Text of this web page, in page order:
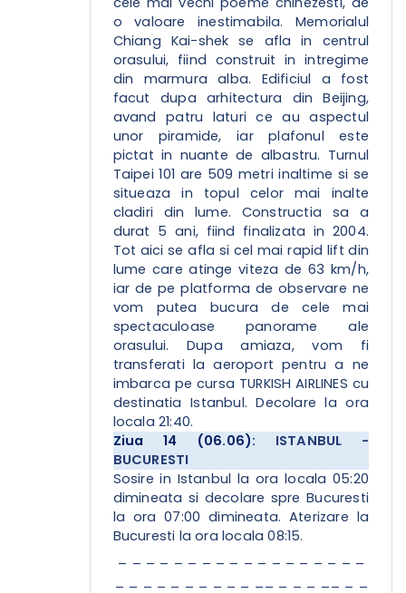
o valoare inestimabila. Memorialul
Chiang Kai-shek se afla in centrul
orasului, fiind construit in intregime
din marmura alba. Edificiul a fost
facut dupa arhitectura din Beijing,
avand patru laturi ce au aspectul
unor piramide, iar plafonul este
pictat in nuante de albastru. Turnul
Taipei 101 are 509 metri inaltime si se
situeaza in topul celor mai inalte
cladiri din lume. Constructia sa a
durat 5 ani, fiind finalizata in 2004.
Tot aici se afla si cel mai rapid lift din
lume care atinge viteza de 63 km/h,
iar de pe platforma de observare ne
vom putea bucura de cele mai
spectaculoase panorame ale
orasului. Dupa amiaza, vom fi
transferati la aeroport pentru a ne
imbarca pe cursa TURKISH AIRLINES cu
destinatia Istanbul. Decolare la ora
locala 21:40.
Ziua 14 (06.06): ISTANBUL -
BUCURESTI
Sosire in Istanbul la ora locala 05:20
dimineata si decolare spre Bucuresti
la ora 07:00 dimineata. Aterizare la
Bucuresti la ora locala 08:15.